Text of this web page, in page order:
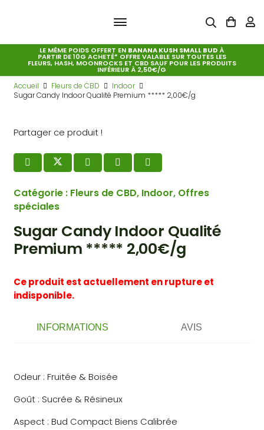
LE MÊME POIDS OFFERT EN BANANA KUSH SMALL BUDÀ
PARTIR DE 10G ACHETÉ* OFFRE VALABLE SUR TOUTES LES
FLEURS, HASH, MOONROCKS ET CBD SAUF POUR LES PRODUITS
INFÉRIEUR À 2,50€/G
Accueil Fleurs de CBD
Indoor
Sugar Candy Indoor Qualité Premium ***** 2,00€/g
Partager ce produit !
Catégorie : Fleurs de CBD, Indoor, Offres
spéciales
Sugar Candy Indoor Qualité
Premium ***** 2,00€/g
Ce produit est actuellement en rupture et
indisponible.
INFORMATIONS AVIS
Odeur : Fruitée & Boisée
Goût : Sucrée & Résineux
Aspect : Bud Compact Biens Calibrée